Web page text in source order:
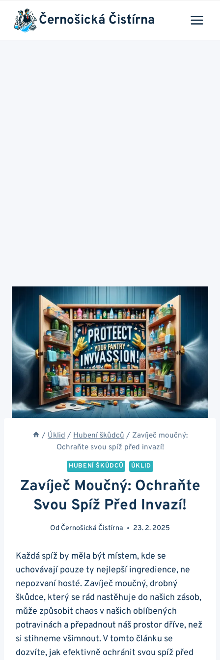
Přeskočit
obsah
Černošická Čistírna
/ Úklid / Hubení škůdců / Zavíječ moučný:
Ochraňte svou spíž před invazí!
HUBENÍ ŠKŮDCŮ ÚKLID
Zavíječ Moučný: Ochraňte
Svou Spíž Před Invazí!
Od Černošická Čistírna 23. 2. 2025
Každá spíž by měla být ‍místem, kde se
uchovávají pouze ty nejlepší ingredience, ne
nepozvaní hosté. Zavíječ moučný, drobný
⁢škůdce, který se rád nastěhuje do našich zásob,
může způsobit chaos v našich oblíbených
potravinách a přepadnout⁢ náš prostor dříve, než
si ‍stihneme všimnout. V‌ tomto článku se
dozvíte, jak⁤ efektivně ochránit svou spíž před